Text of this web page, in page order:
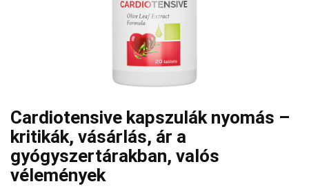
Cardiotensive kapszulák nyomás –
kritikák, vásárlás, ár a
gyógyszertárakban, valós
vélemények